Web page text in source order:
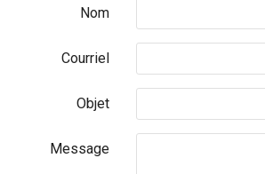
Nom
Courriel
Objet
Message